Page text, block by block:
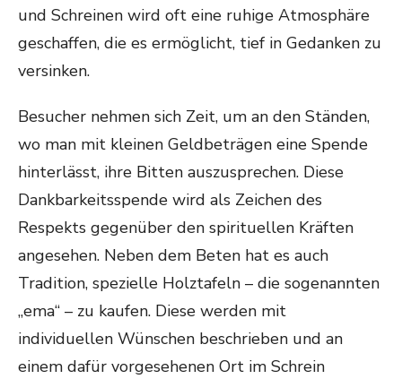
und Schreinen wird oft eine ruhige Atmosphäre
geschaffen, die es ermöglicht, tief in Gedanken zu
versinken.
Besucher nehmen sich Zeit, um an den Ständen,
wo man mit kleinen Geldbeträgen eine Spende
hinterlässt, ihre Bitten auszusprechen. Diese
Dankbarkeitsspende wird als Zeichen des
Respekts gegenüber den spirituellen Kräften
angesehen. Neben dem Beten hat es auch
Tradition, spezielle Holztafeln – die sogenannten
„ema“ – zu kaufen. Diese werden mit
individuellen Wünschen beschrieben und an
einem dafür vorgesehenen Ort im Schrein